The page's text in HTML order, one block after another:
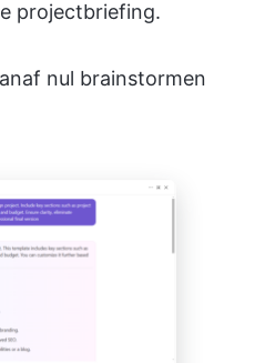
projectbriefing.
nul brainstormen